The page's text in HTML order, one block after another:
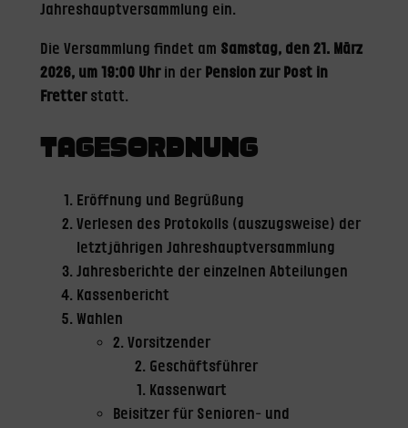
Jahreshauptversammlung ein.
Die Versammlung findet am Samstag, den 21. März
2026, um 19:00 Uhrin der Pension zur Post in
Fretterstatt.
TAGESORDNUNG
Eröffnung und Begrüßung
Verlesen des Protokolls (auszugsweise) der
letztjährigen Jahreshauptversammlung
Jahresberichte der einzelnen Abteilungen
Kassenbericht
Wahlen
2. Vorsitzender
Geschäftsführer
Kassenwart
Beisitzer für Senioren- und